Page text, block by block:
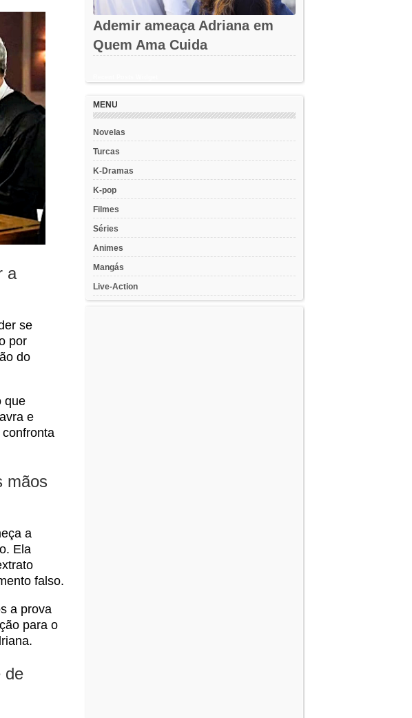
a
se
por
do
que
e
mãos
a
Ela
falso.
a prova
para o
de
Ademir ameaça Adriana em
Quem Ama Cuida
MENU
Novelas
Turcas
K-Dramas
K-pop
Filmes
Séries
Animes
Mangás
Live-Action